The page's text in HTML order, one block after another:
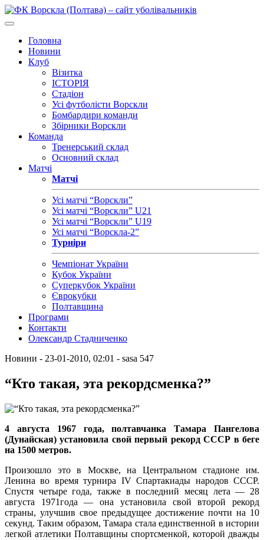
Головна
Новини
Клуб
Візитка
ІСТОРІЯ
Стадіон
Усі футболісти Ворскли
Бомбардири команди
Збірники Ворскли
Команда
Тренерський склад
Основний склад
Матчі
Матчі
Усі матчі “Ворскли”
Усі матчі “Ворскли” U21
Усі матчі “Ворскли” U19
Усі матчі “Ворскла-2”
Турніри
Чемпіонат України
Кубок України
Суперкубок України
Єврокубки
Полтавщина
Програми
Контакти
Олександр Стадниченко
Новини - 23-01-2010, 02:01 - sasa 547
“Кто такая, эта рекордсменка?”
4 августа 1967 года, полтавчанка Тамара Пангелова
(Дунайская) установила свой первый рекорд СССР в беге
на 1500 метров.
Произошло это в Москве, на Центральном стадионе им.
Ленина во время турнира IV Спартакиады народов СССР.
Спустя четыре года, также в последний месяц лета — 28
августа 1971года — она установила свой второй рекорд
страны, улучшив свое предыдущее достижение почти на 10
секунд. Таким образом, Тамара стала единственной в истории
легкой атлетики Полтавщины спортсменкой, которой дважды